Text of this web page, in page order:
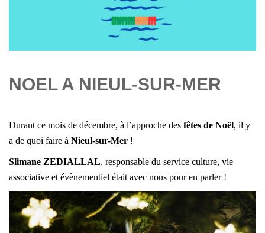
NOEL A NIEUL-SUR-MER
Durant ce mois de décembre, à l’approche des fêtes de Noël, il y
a de quoi faire à Nieul-sur-Mer !
Slimane ZEDIALLAL, responsable du service culture, vie
associative et évènementiel était avec nous pour en parler !